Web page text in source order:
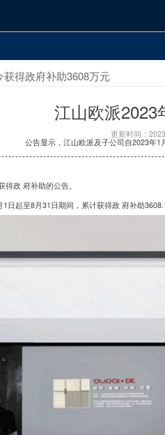
得政府补助3608万元
江山欧派2023
更新时间：
公告显示，江山欧派及子公司自2023年1
政 府补助的公告。
日起至8月31日期间，累计获得政 府补助